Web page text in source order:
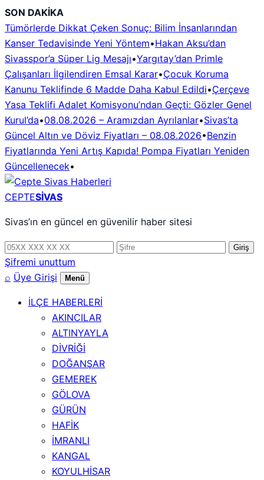
İçeriğe
geç
SON DAKİKA
Tümörlerde Dikkat Çeken Sonuç: Bilim İnsanlarından
Kanser Tedavisinde Yeni Yöntem•Hakan Aksu’dan
Sivasspor’a Süper Lig Mesajı•Yargıtay’dan Primle
Çalışanları İlgilendiren Emsal Karar•Çocuk Koruma
Kanunu Teklifinde 6 Madde Daha Kabul Edildi•Çerçeve
Yasa Teklifi Adalet Komisyonu’ndan Geçti: Gözler Genel
Kurul’da•08.08.2026 – Aramızdan Ayrılanlar•Sivas’ta
Güncel Altın ve Döviz Fiyatları – 08.08.2026•Benzin
Fiyatlarında Yeni Artış Kapıda! Pompa Fiyatları Yeniden
Güncellenecek•
CEPTESİVAS
Sivas’ın en güncel en güvenilir haber sitesi
Telefon
numarası
Şifre Giriş
Şifremi unuttum
⌕ Üye Girişi Menü
İLÇE HABERLERİ
AKINCILAR
ALTINYAYLA
DİVRİĞİ
DOĞANŞAR
GEMEREK
GÖLOVA
GÜRÜN
HAFİK
İMRANLI
KANGAL
KOYULHİSAR